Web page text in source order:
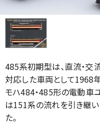
485系初期型は、直流・
対応した車両として1968
モハ484・485形の電動車
は151系の流れを引き継い
た。